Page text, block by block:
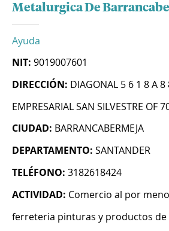
Metalurgica De
Ayuda
NIT: 9019007601
DIRECCIÓN: DIAGONAL 5 6 1 8 A 8
EMPRESARIAL SAN SILVESTRE OF
CIUDAD: BARRANCABERMEJA
DEPARTAMENTO: SANTANDER
TELÉFONO: 3182618424
ACTIVIDAD: Comercio al por
ferreteria pinturas y productos de